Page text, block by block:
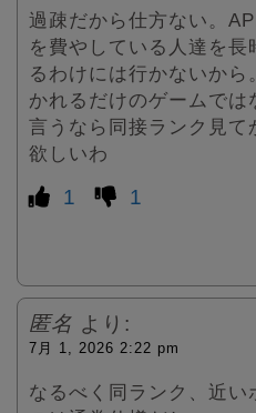
過疎だから仕方ない。
を費やしている人達を
るわけには行かないか
かれるだけのゲームでは
言うなら同接ランク見
欲しいわ
1 1
匿名 より:
7月 1, 2026 2:22 pm
なるべく同ランク、近い